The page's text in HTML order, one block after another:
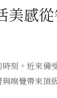
感
刻。近來
嗅覺帶來頂